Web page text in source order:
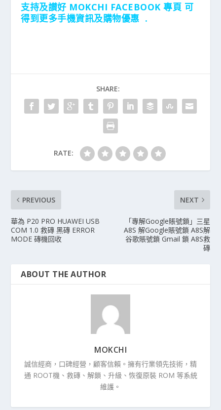
支持及讃好 MOKCHI FACEBOOK 專頁 可
得到更多手機資訊及購物優惠 .
SHARE:
RATE:
PREVIOUS
華為 P20 PRO HUAWEI USB
COM 1.0 救磚 黑磚 ERROR
MODE 磚機回收
NEXT
「專解Google賬號鎖」三星
A8S 解Google賬號鎖 A8S解
谷歌賬號鎖 Gmail 鎖 A8S救
磚
ABOUT THE AUTHOR
MOKCHI
誠信經商，口碑經營，顧客信賴。擁有行業領先技術，精
通 ROOT機、救磚、解鎖、升級、恢復原裝 ROM 等系統
維護。